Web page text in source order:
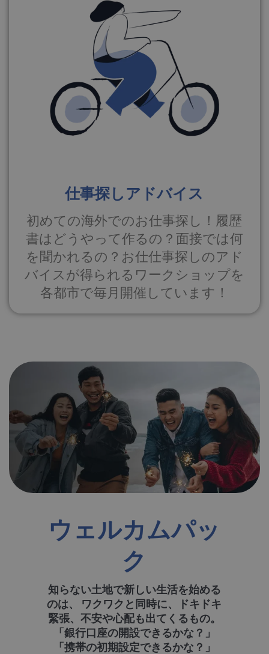
仕事探しアドバイス
初めての海外でのお仕事探し！履歴
書はどうやって作るの？面接では何
を聞かれるの？お仕仕事探しのアド
バイスが得られるワークショップを
各都市で毎月開催しています！
ウェルカムパッ
ク
知らない土地で新しい生活を始める
のは、 ワクワクと同時に、ドキドキ
緊張、不安や心配も出てくるもの。
「銀行口座の開設できるかな？」
「携帯の初期設定できるかな？」